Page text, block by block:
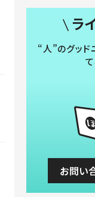
ラ
“人”のグッド
お問い